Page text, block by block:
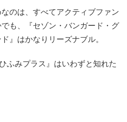
のは、すべてアクティブファン
も、『セゾン・バンガード・グ
』はかなりリーズナブル。
ふみプラス』はいわずと知れた